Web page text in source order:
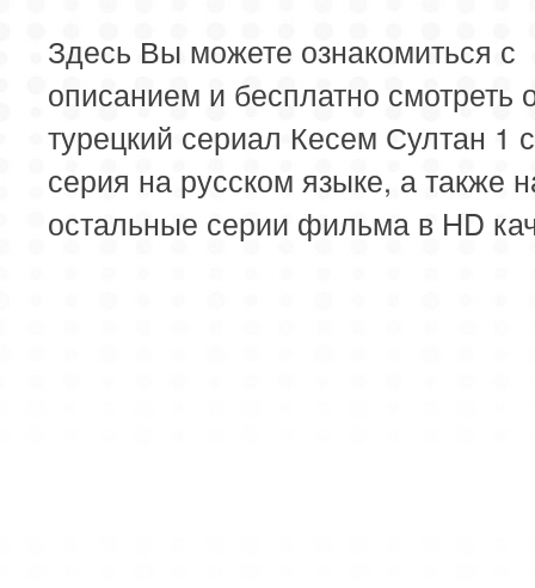
Здесь Вы можете ознакомиться с
описанием и бесплатно смотреть
турецкий сериал Кесем Султан 1
серия на русском языке, а также
остальные серии фильма в HD